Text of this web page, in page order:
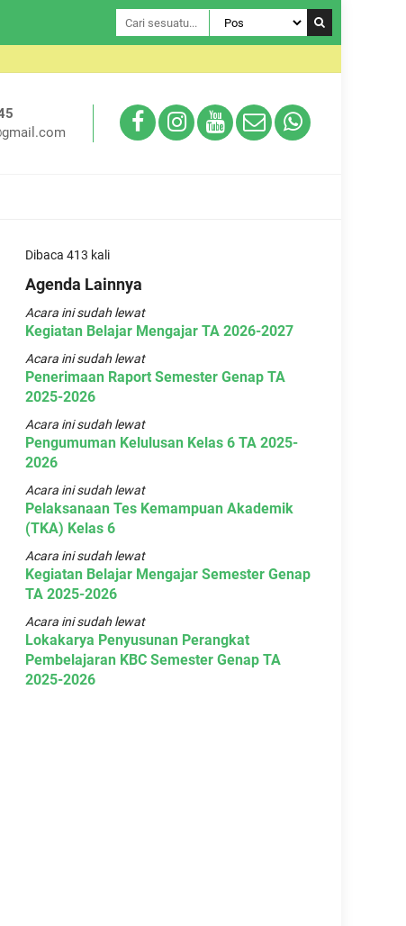
Dibaca 413 kali
Agenda Lainnya
Acara ini sudah lewat
Kegiatan Belajar Mengajar TA 2026-2027
Acara ini sudah lewat
Penerimaan Raport Semester Genap TA
2025-2026
Acara ini sudah lewat
Pengumuman Kelulusan Kelas 6 TA 2025-
2026
Acara ini sudah lewat
Pelaksanaan Tes Kemampuan Akademik
(TKA) Kelas 6
Acara ini sudah lewat
Kegiatan Belajar Mengajar Semester Genap
TA 2025-2026
Acara ini sudah lewat
Lokakarya Penyusunan Perangkat
Pembelajaran KBC Semester Genap TA
2025-2026